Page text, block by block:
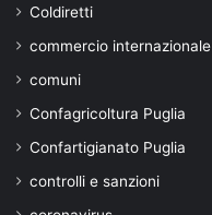
Coldiretti
commercio internazionale
comuni
Confagricoltura Puglia
Confartigianato Puglia
controlli e sanzioni